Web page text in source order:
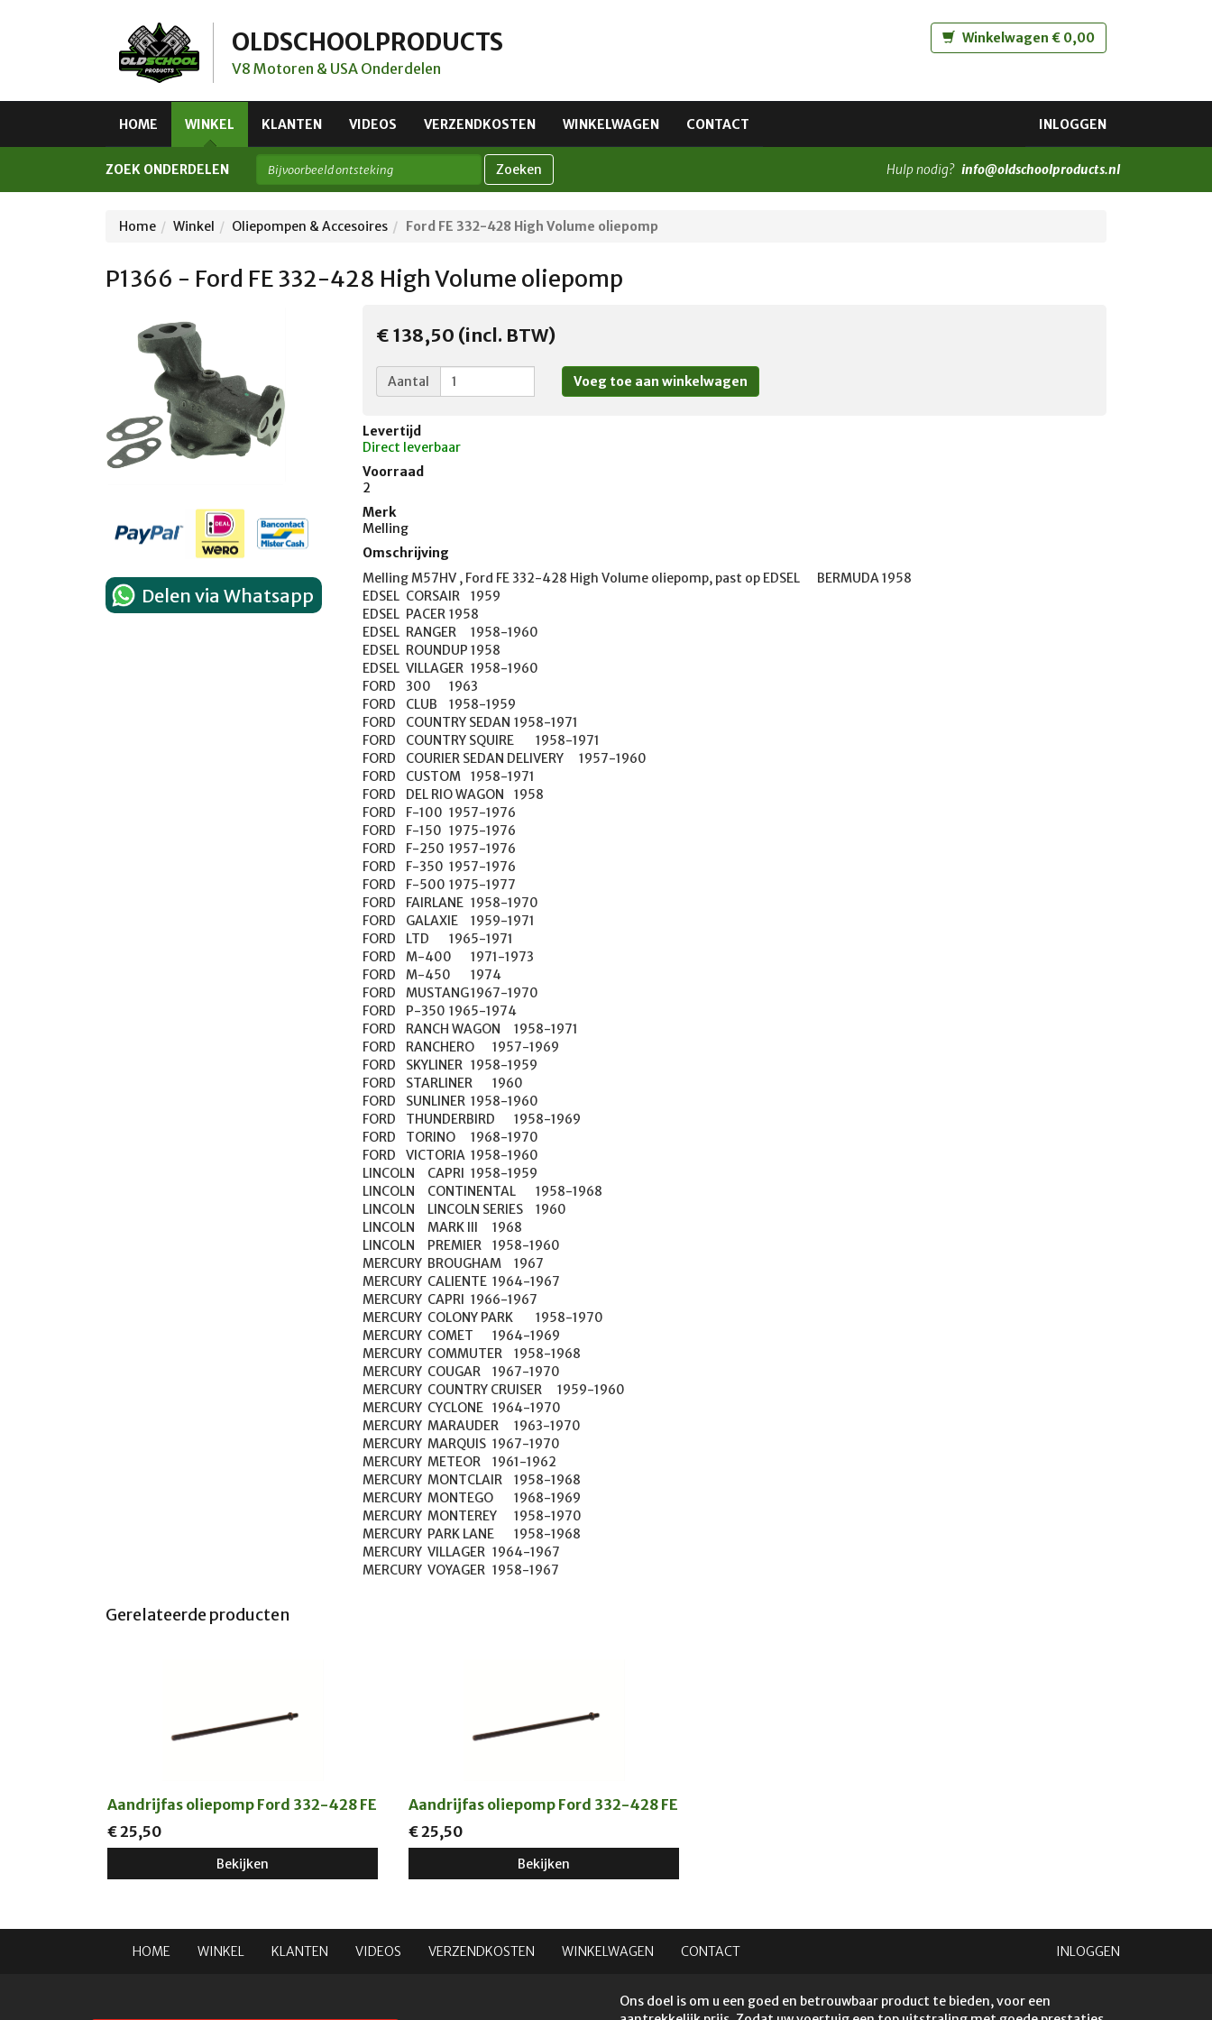
OLDSCHOOLPRODUCTS
V8 Motoren & USA Onderdelen
Winkelwagen € 0,00
HOME WINKEL KLANTEN VIDEOS VERZENDKOSTEN WINKELWAGEN CONTACT INLOGGEN
ZOEK ONDERDELEN Zoeken Hulp nodig? info@oldschoolproducts.nl
Home Winkel Oliepompen & Accesoires Ford FE 332-428 High Volume oliepomp
P1366 - Ford FE 332-428 High Volume oliepomp
Delen via Whatsapp
€ 138,50 (incl. BTW)
Aantal
Levertijd
Direct leverbaar
Voorraad
2
Merk
Melling
Omschrijving
Melling M57HV , Ford FE 332-428 High Volume oliepomp, past op EDSEL	BERMUDA	1958
EDSEL	CORSAIR	1959
EDSEL	PACER	1958
EDSEL	RANGER	1958-1960
EDSEL	ROUNDUP	1958
EDSEL	VILLAGER	1958-1960
FORD	300	1963
FORD	CLUB	1958-1959
FORD	COUNTRY SEDAN	1958-1971
FORD	COUNTRY SQUIRE	1958-1971
FORD	COURIER SEDAN DELIVERY	1957-1960
FORD	CUSTOM	1958-1971
FORD	DEL RIO WAGON	1958
FORD	F-100	1957-1976
FORD	F-150	1975-1976
FORD	F-250	1957-1976
FORD	F-350	1957-1976
FORD	F-500	1975-1977
FORD	FAIRLANE	1958-1970
FORD	GALAXIE	1959-1971
FORD	LTD	1965-1971
FORD	M-400	1971-1973
FORD	M-450	1974
FORD	MUSTANG	1967-1970
FORD	P-350	1965-1974
FORD	RANCH WAGON	1958-1971
FORD	RANCHERO	1957-1969
FORD	SKYLINER	1958-1959
FORD	STARLINER	1960
FORD	SUNLINER	1958-1960
FORD	THUNDERBIRD	1958-1969
FORD	TORINO	1968-1970
FORD	VICTORIA	1958-1960
LINCOLN	CAPRI	1958-1959
LINCOLN	CONTINENTAL	1958-1968
LINCOLN	LINCOLN SERIES	1960
LINCOLN	MARK III	1968
LINCOLN	PREMIER	1958-1960
MERCURY	BROUGHAM	1967
MERCURY	CALIENTE	1964-1967
MERCURY	CAPRI	1966-1967
MERCURY	COLONY PARK	1958-1970
MERCURY	COMET	1964-1969
MERCURY	COMMUTER	1958-1968
MERCURY	COUGAR	1967-1970
MERCURY	COUNTRY CRUISER	1959-1960
MERCURY	CYCLONE	1964-1970
MERCURY	MARAUDER	1963-1970
MERCURY	MARQUIS	1967-1970
MERCURY	METEOR	1961-1962
MERCURY	MONTCLAIR	1958-1968
MERCURY	MONTEGO	1968-1969
MERCURY	MONTEREY	1958-1970
MERCURY	PARK LANE	1958-1968
MERCURY	VILLAGER	1964-1967
MERCURY	VOYAGER	1958-1967
Gerelateerde producten
Aandrijfas oliepomp Ford 332-428 FE
€ 25,50
Bekijken
Aandrijfas oliepomp Ford 332-428 FE
€ 25,50
Bekijken
HOME WINKEL KLANTEN VIDEOS VERZENDKOSTEN WINKELWAGEN CONTACT INLOGGEN
Ons doel is om u een goed en betrouwbaar product te bieden, voor een